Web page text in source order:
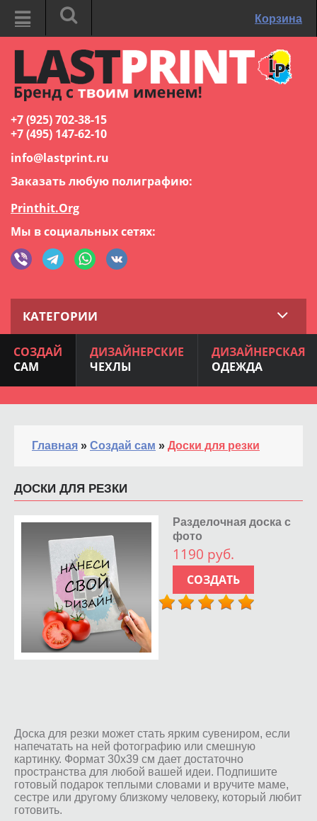
Корзина
+7 (925) 702-38-15
+7 (495) 147-62-10
info@lastprint.ru
Заказать любую полиграфию:
Printhit.Org
Мы в социальных сетях:
КАТЕГОРИИ
СОЗДАЙ
САМ
ДИЗАЙНЕРСКИЕ
ЧЕХЛЫ
ДИЗАЙНЕРСКАЯ
ОДЕЖДА
Главная » Создай сам » Доски для резки
ДОСКИ ДЛЯ РЕЗКИ
Разделочная доска с
фото
1190 руб.
СОЗДАТЬ
Доска для резки может стать ярким сувениром, если
напечатать на ней фотографию или смешную
картинку. Формат 30х39 см дает достаточно
пространства для любой вашей идеи. Подпишите
готовый подарок теплыми словами и вручите маме,
сестре или другому близкому человеку, который любит
готовить.